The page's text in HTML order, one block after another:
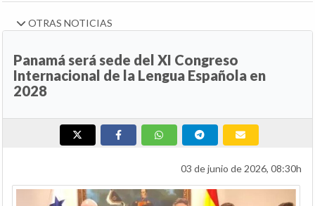
OTRAS NOTICIAS
Panamá será sede del XI Congreso
Internacional de la Lengua Española en
2028
03 de junio de 2026, 08:30h